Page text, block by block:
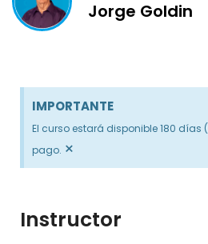
Jorge Goldin
IMPORTANTE
El curso estará disponible 180 días
pago. ×
Instructor